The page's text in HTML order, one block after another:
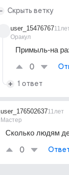
Скрыть ветку
user_15476767
Оракул
Примыль-на
0
1 ответ
user_176502637
Мастер
11лет
Сколько людям
0